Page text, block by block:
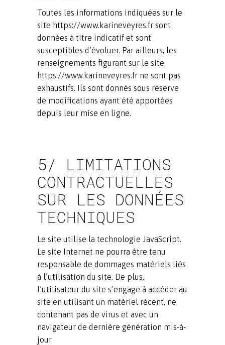
Toutes les informations indiquées sur le
site https://www.karineveyres.fr sont
données à titre indicatif et sont
susceptibles d’évoluer. Par ailleurs, les
renseignements figurant sur le site
https://www.karineveyres.fr ne sont pas
exhaustifs. Ils sont donnés sous réserve
de modifications ayant été apportées
depuis leur mise en ligne.
5/ LIMITATIONS
CONTRACTUELLES
SUR LES DONNÉES
TECHNIQUES
Le site utilise la technologie JavaScript.
Le site Internet ne pourra être tenu
responsable de dommages matériels liés
à l’utilisation du site. De plus,
l’utilisateur du site s’engage à accéder au
site en utilisant un matériel récent, ne
contenant pas de virus et avec un
navigateur de dernière génération mis-à-
jour.